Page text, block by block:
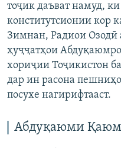
тоҷик даъват намуд,
конститутсионии кор
Зимнан, Радиои Озодӣ
ҳуҷҷатҳои
хориҷии Тоҷикистон
дар ин расона
посухе нагирифтааст.
Абдуқаюми